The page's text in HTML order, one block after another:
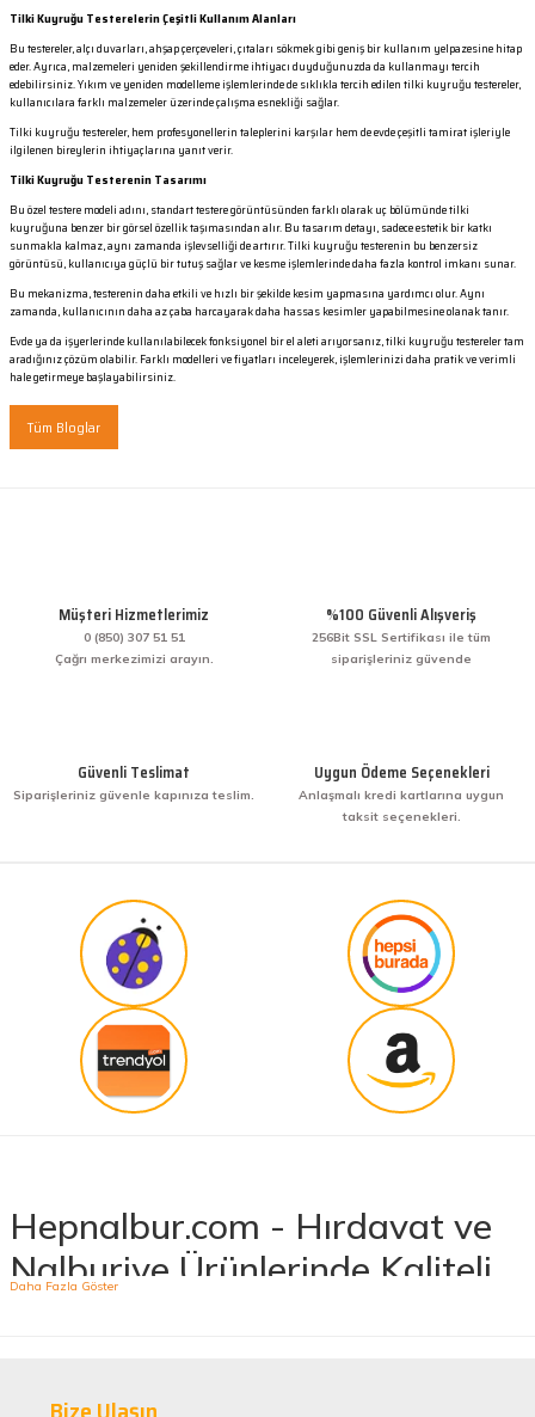
Tilki Kuyruğu Testerelerin Çeşitli Kullanım Alanları
Bu testereler, alçı duvarları, ahşap çerçeveleri, çıtaları sökmek gibi geniş bir kullanım yelpazesine hitap
eder. Ayrıca, malzemeleri yeniden şekillendirme ihtiyacı duyduğunuzda da kullanmayı tercih
edebilirsiniz. Yıkım ve yeniden modelleme işlemlerinde de sıklıkla tercih edilen tilki kuyruğu testereler,
kullanıcılara farklı malzemeler üzerinde çalışma esnekliği sağlar.
Tilki kuyruğu testereler, hem profesyonellerin taleplerini karşılar hem de evde çeşitli tamirat işleriyle
ilgilenen bireylerin ihtiyaçlarına yanıt verir.
Tilki Kuyruğu Testerenin Tasarımı
Bu özel testere modeli adını, standart testere görüntüsünden farklı olarak uç bölümünde tilki
kuyruğuna benzer bir görsel özellik taşımasından alır. Bu tasarım detayı, sadece estetik bir katkı
sunmakla kalmaz, aynı zamanda işlevselliği de artırır. Tilki kuyruğu testerenin bu benzersiz
görüntüsü, kullanıcıya güçlü bir tutuş sağlar ve kesme işlemlerinde daha fazla kontrol imkanı sunar.
Bu mekanizma, testerenin daha etkili ve hızlı bir şekilde kesim yapmasına yardımcı olur. Aynı
zamanda, kullanıcının daha az çaba harcayarak daha hassas kesimler yapabilmesine olanak tanır.
Evde ya da işyerlerinde kullanılabilecek fonksiyonel bir el aleti arıyorsanız, tilki kuyruğu testereler tam
aradığınız çözüm olabilir. Farklı modelleri ve fiyatları inceleyerek, işlemlerinizi daha pratik ve verimli
hale getirmeye başlayabilirsiniz.
Tüm Bloglar
Müşteri Hizmetlerimiz
0 (850) 307 51 51
Çağrı merkezimizi arayın.
%100 Güvenli Alışveriş
256Bit SSL Sertifikası ile tüm
siparişleriniz güvende
Güvenli Teslimat
Siparişleriniz güvenle kapınıza teslim.
Uygun Ödeme Seçenekleri
Anlaşmalı kredi kartlarına uygun
taksit seçenekleri.
Hepnalbur.com - Hırdavat ve
Nalburiye Ürünlerinde Kaliteli
kolaylıkla bulabileceğiniz Hepnalbur.com, elektrikli el aletlerinden bahçe aletlerine, boya